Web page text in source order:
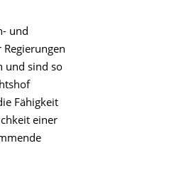
und
und sind so
Fähigkeit
einer